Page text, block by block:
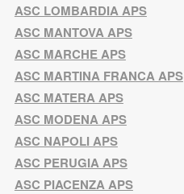
ASC LOMBARDIA APS
ASC MANTOVA APS
ASC MARCHE APS
ASC MARTINA FRANCA APS
ASC MATERA APS
ASC MODENA APS
ASC NAPOLI APS
ASC PERUGIA APS
ASC PIACENZA APS